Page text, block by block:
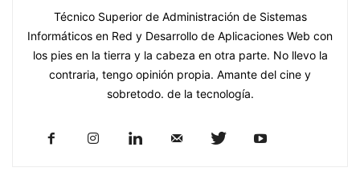
Técnico Superior de Administración de Sistemas
Informáticos en Red y Desarrollo de Aplicaciones Web con
los pies en la tierra y la cabeza en otra parte. No llevo la
contraria, tengo opinión propia. Amante del cine y
sobretodo. de la tecnología.